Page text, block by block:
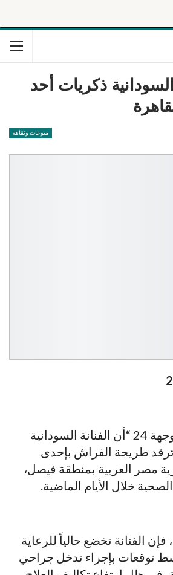
ذكريات أحد
منوعات وثقافة
علمت متابعات “الوجهة 24 “أن الفنانة السودانية
طريحة الفراش بإحدى
مصر العربية بمنطقة فيصل،
خلال الأيام الماضية.
الفنانة تخضع حالياً للرعاية
توقعات بإجراء تدخل جراحي